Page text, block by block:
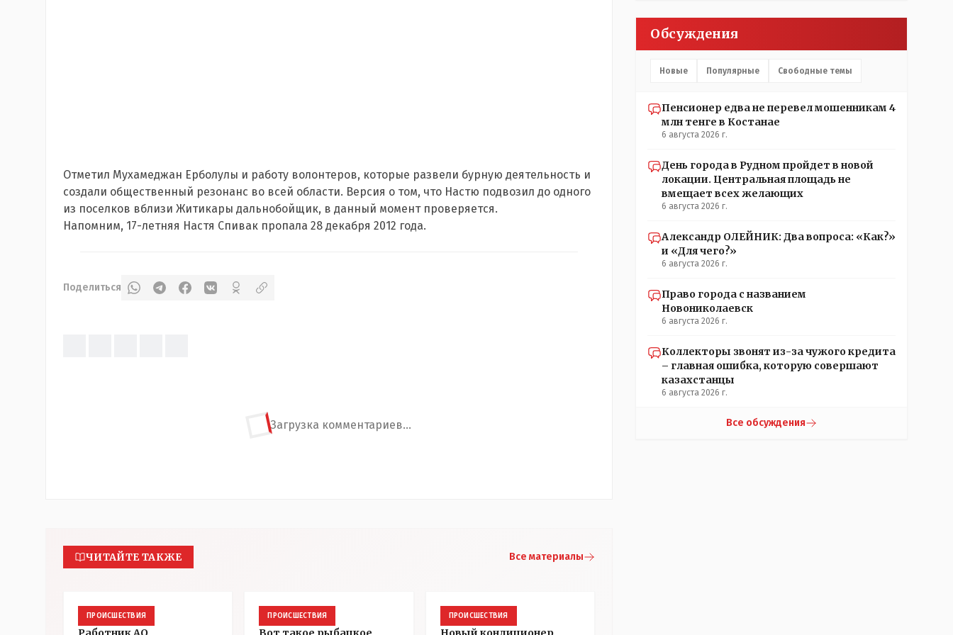
Отметил Мухамеджан Ерболулы и работу волонтеров, которые развели бурную деятельность и
создали общественный резонанс во всей области. Версия о том, что Настю подвозил до одного
из поселков вблизи Житикары дальнобойщик, в данный момент проверяется.
Напомним, 17-летняя Настя Спивак пропала 28 декабря 2012 года.
Поделиться
Загрузка комментариев...
ЧИТАЙТЕ ТАКЖЕ Все материалы
ПРОИСШЕСТВИЯ ПРОИСШЕСТВИЯ ПРОИСШЕСТВИЯ
Обсуждения
Новые Популярные Свободные темы
Пенсионер едва не перевел мошенникам 4
млн тенге в Костанае
6 августа 2026 г.
День города в Рудном пройдет в новой
локации. Центральная площадь не
вмещает всех желающих
6 августа 2026 г.
Александр ОЛЕЙНИК: Два вопроса: «Как?»
и «Для чего?»
6 августа 2026 г.
Право города с названием
Новониколаевск
6 августа 2026 г.
Коллекторы звонят из-за чужого кредита
– главная ошибка, которую совершают
казахстанцы
6 августа 2026 г.
Все обсуждения